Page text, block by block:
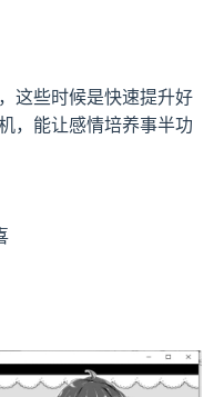
这些时候是快速提升好
，能让感情培养事半功